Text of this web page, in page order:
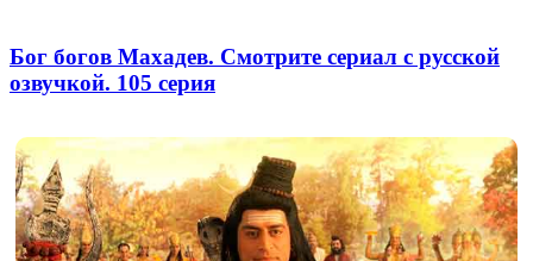
Бог богов Махадев. Смотрите сериал с русской
озвучкой. 105 серия